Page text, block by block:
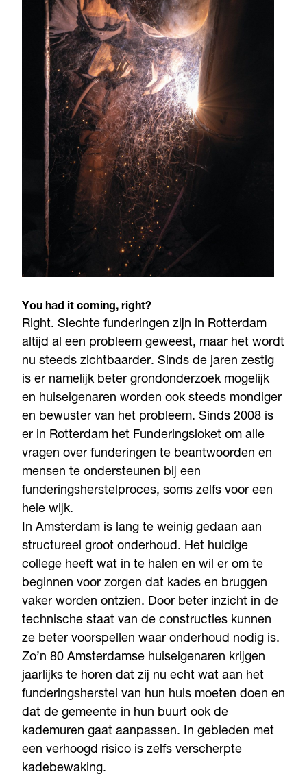
You had it coming, right?
Right. Slechte funderingen zijn in Rotterdam
altijd al een probleem geweest, maar het wordt
nu steeds zichtbaarder. Sinds de jaren zestig
is er namelijk beter grondonderzoek mogelijk
en huiseigenaren worden ook steeds mondiger
en bewuster van het probleem. Sinds 2008 is
er in Rotterdam het Funderingsloket om alle
vragen over funderingen te beantwoorden en
mensen te ondersteunen bij een
funderingsherstelproces, soms zelfs voor een
hele wijk.
In Amsterdam is lang te weinig gedaan aan
structureel groot onderhoud. Het huidige
college heeft wat in te halen en wil er om te
beginnen voor zorgen dat kades en bruggen
vaker worden ontzien. Door beter inzicht in de
technische staat van de constructies kunnen
ze beter voorspellen waar onderhoud nodig is.
Zo’n 80 Amsterdamse huiseigenaren krijgen
jaarlijks te horen dat zij nu echt wat aan het
funderingsherstel van hun huis moeten doen en
dat de gemeente in hun buurt ook de
kademuren gaat aanpassen. In gebieden met
een verhoogd risico is zelfs verscherpte
kadebewaking.